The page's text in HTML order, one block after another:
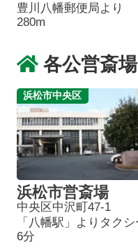
豊川八幡郵便局より
280m
各公営斎
浜松市中央区
浜松市営斎場
中央区中沢町47-1
「八幡駅」よりタクシ
6分